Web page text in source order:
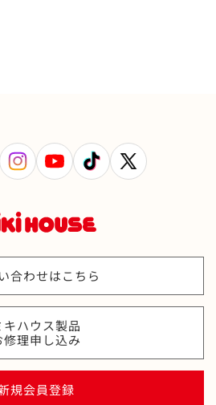
InstagramYouTube TikTok
X
(Twitter)
合わせはこちら
キハウス製品
修理申し込み
規会員登録